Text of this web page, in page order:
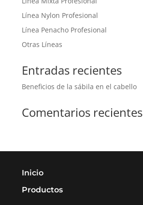
Línea Nylon Profesional
Línea Penacho Profesional
Otras Líneas
Entradas recientes
Beneficios de la sábila en el cabello
Comentarios recientes
Inicio
Productos